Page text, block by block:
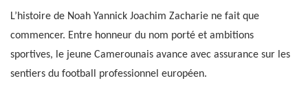
L’histoire de Noah Yannick Joachim Zacharie ne fait que
commencer. Entre honneur du nom porté et ambitions
sportives, le jeune Camerounais avance avec assurance sur les
sentiers du football professionnel européen.